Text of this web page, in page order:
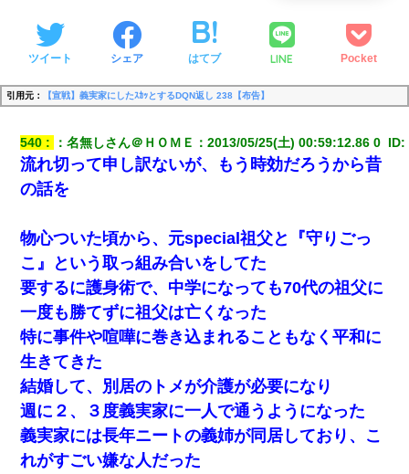
ツイート シェア はてブ LINE Pocket
引用元： 【宣戦】義実家にしたｽｶｯとするDQN返し 238【布告】
540 ：名無しさん＠ＨＯＭＥ ：2013/05/25(土) 00:59:12.86 0 ID:
流れ切って申し訳ないが、もう時効だろうから昔
の話を
物心ついた頃から、元special祖父と『守りごっ
こ』という取っ組み合いをしてた
要するに護身術で、中学になっても70代の祖父に
一度も勝てずに祖父は亡くなった
特に事件や喧嘩に巻き込まれることもなく平和に
生きてきた
結婚して、別居のトメが介護が必要になり
週に２、３度義実家に一人で通うようになった
義実家には長年ニートの義姉が同居しており、こ
れがすごい嫌な人だった